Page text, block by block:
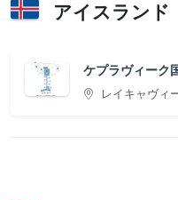
アイスランド
ケプラヴィーク
レイキャヴィ